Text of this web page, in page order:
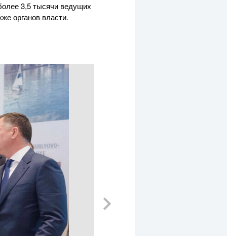
3,5 тысячи ведущих
органов власти.